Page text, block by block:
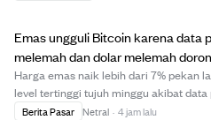
$62.800 ...
Emas ungguli Bitcoin karena data
melemah dan dolar melemah
emas.
Harga emas naik lebih dari 7% pekan
level tertinggi tujuh minggu akibat
yang lebih lemah dari perkiraan, imbal
Berita Pasar Netral · 4 jam lalu